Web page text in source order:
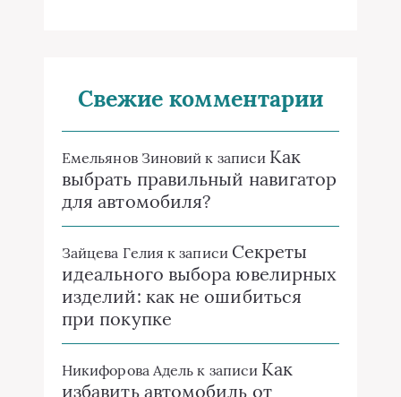
Свежие комментарии
Емельянов Зиновий к записи Как
выбрать правильный навигатор
для автомобиля?
Зайцева Гелия к записи Секреты
идеального выбора ювелирных
изделий: как не ошибиться
при покупке
Никифорова Адель к записи Как
избавить автомобиль от